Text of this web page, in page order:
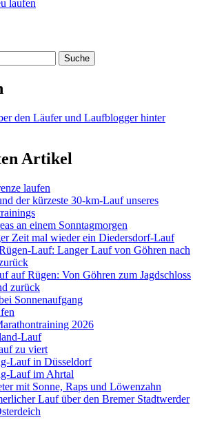
laufen
den Läufer und Laufblogger hinter
Artikel
laufen
der kürzeste 30-km-Lauf unseres
an einem Sonntagmorgen
Zeit mal wieder ein Diedersdorf-Lauf
Lauf: Langer Lauf von Göhren nach
auf Rügen: Von Göhren zum Jagdschloss
zurück
Sonnenaufgang
2026
Lauf
zu viert
Lauf in Düsseldorf
Lauf im Ahrtal
mit Sonne, Raps und Löwenzahn
Lauf über den Bremer Stadtwerder